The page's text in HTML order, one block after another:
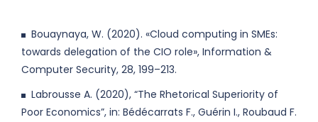
Bouaynaya, W. (2020). «Cloud computing in SMEs:
towards delegation of the CIO role», Information &
Computer Security, 28, 199–213.
Labrousse A. (2020), “The Rhetorical Superiority of
Poor Economics”, in: Bédécarrats F., Guérin I., Roubaud F.